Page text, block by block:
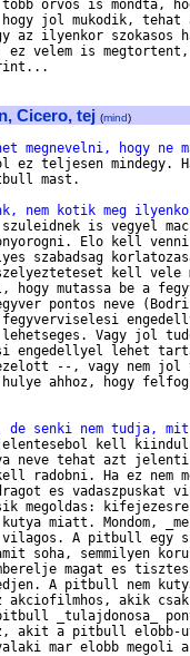
orvos is mondta,
hogy jol mukodik,
az ilyenkor
velem is
Cicero, tej (mind)
megnevelni, hogy ne
ez teljesen mindegy.
mast.
nem kotik meg
is vegyel
Elo kell
szabadsag
kell
mutassa be a
pontos neve
Vagy jol
engedellyel lehet
--, vagy nem
ahhoz, hogy
de senki nem tudja,
kell
neve tehat azt
radobni. Ha ez nem
es vadaszpuskat
megoldas:
miatt. Mondom,
A pitbull egy
soha, semmilyen
magat es
A pitbull nem
akciofilmhos, akik
_tulajdonosa_
akit a pitbull elobb-
mar elobb